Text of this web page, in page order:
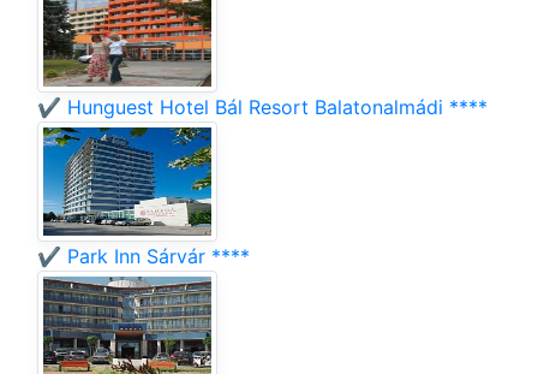
✔️ Hunguest Hotel Bál Resort Balatonalmádi ****
✔️ Park Inn Sárvár ****